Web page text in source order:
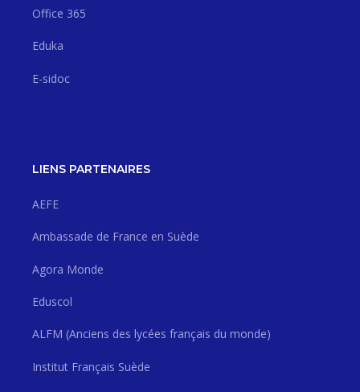
Office 365
Eduka
E-sidoc
LIENS PARTENAIRES
AEFE
Ambassade de France en Suède
Agora Monde
Eduscol
ALFM (Anciens des lycées français du monde)
Institut Français Suède